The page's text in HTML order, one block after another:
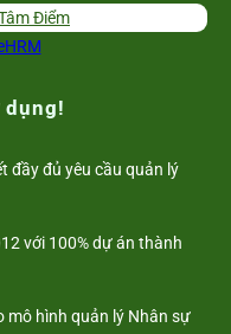
Điểm
dụng!
đầy đủ yêu cầu quản lý
với 100% dự án thành
mô hình quản lý Nhân sự